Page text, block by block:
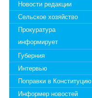
Новости редакции
Сельское хозяйство
Прокуратура
информирует
Губерния
Интервью
Поправки в Конституцию
Информер новостей